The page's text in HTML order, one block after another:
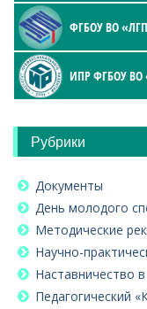
ФГБОУ ВО
ИПР ФГБОУ ВО
Рубрики
Документы
День молодого
Методические
Научно-
Наставничество
Педагогический